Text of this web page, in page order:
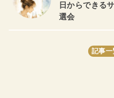
日からできる
選会
記事一